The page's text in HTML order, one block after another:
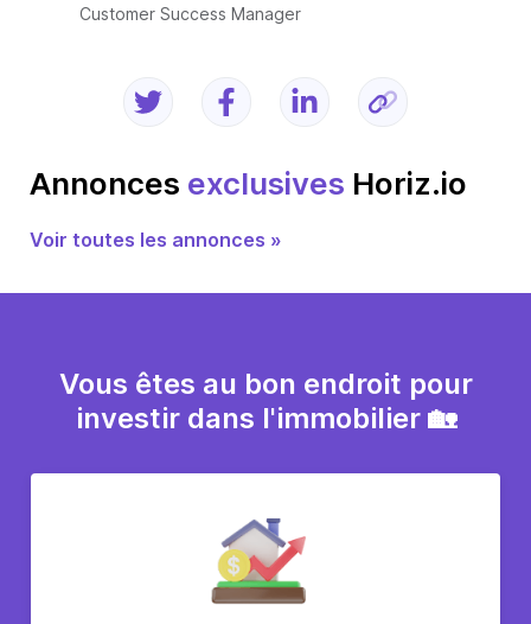
Customer Success Manager
Annonces exclusives Horiz.io
Voir toutes les annonces »
Vous êtes au bon endroit pour
investir dans l'immobilier 🏡